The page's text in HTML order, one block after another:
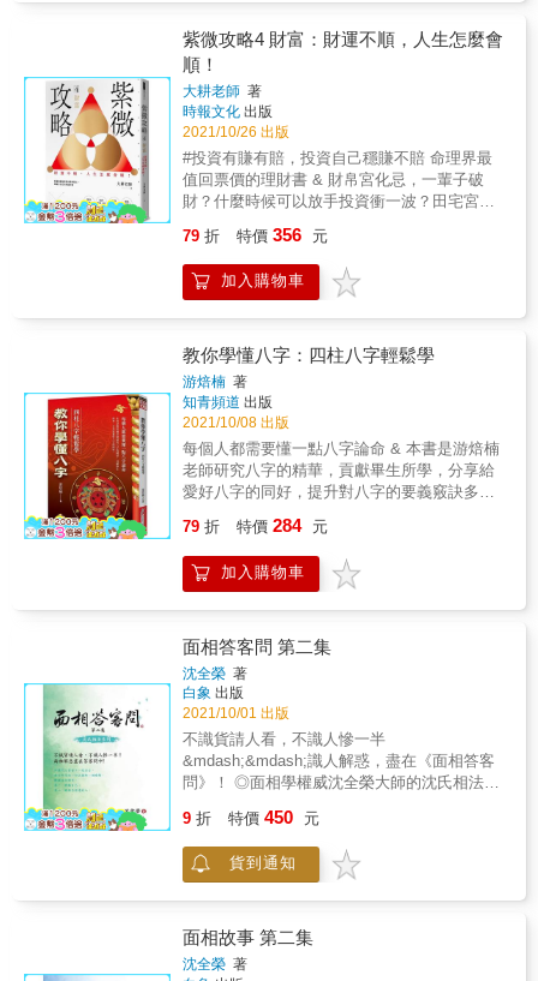
孩子的緣分不好，怎料他母親因為家人能協助
接送，仍選擇了這間小學，結果遇到一位沒耐
心、情緒常失控的班導，一天到晚向她說孩子
的不是。母親得到了教訓，在命理師的建議
下，讓孩子轉到一間較適合他的小學。 「我排
小朋友八字命盤，除非是朋友引介，否則都是
甫出生就已排看，所解讀的命盤必然會包括學
齡前的教育方式──因為人一出生，無論是性格
或價值觀，就受到八字命格影響。」 「透過對
個人的八字命盤的明瞭與理解，輔以查閱命格
運途條件中所具備的能力與才華，彼此相輔相
成，藉此方式規劃未來，才能提升生活品
質。」 &rarr;緃然命盤一樣，若能懂得掌握好
年、現任中華易經哲學會學術顧問和企業團體
顧問的羅嫻老師，是公認感性、正派且固守做
人本分的資深算命師！她參與過很多人的生
命，陪伴著他們成長，有的故事讓人鼻酸落
淚、有的過程令人為之動容。 一位命理師，會
在遭逢危急之際，提點逢凶化吉；在好運到來
臨之前，叮囑及時掌握。然而，真想要「命運
擇，盡可能避開身心不必要出現的傷害，除了
選擇相當關鍵，無奈現在有太多人對算命抱持
美麗的幻想、消極的宿命論、愛算又不信邪、
心太過執著，以及各種各樣的迷思
&hellip;&hellip; 羅嫻老師在《命理師在做啥》
中精選出一些精采生動並具教育意義的案例，
希望能透過這些真實發生的故事，幫助讀者具
備「知命、立命、瞭命」的正確觀念，如此才
能發運揮命理的真正功能，以達指點迷津、瞭
解自我，並幫助人們去創造更豐足且有意義的
生命。 算命要用得對， 才能讓人生值回票價！
石與四元素的關係，能量運用更方便 ‧新增12月
份誕生石訊息，輕鬆掌握個人守護石 ‧新增與療
癒石連結的簡易方式，隨時隨地療癒自己 & 療
癒石的存在，是大地之母容納各種光之後，在
體內孕育的古老族群；它們擁有遠古以來的智
慧，是時光的見證者，也是全然愛著大地的守
護者。 & 專業薩滿水晶能量療癒諮詢師－－思
逸 Seer，以水晶療癒幫助他人面對難關多年，
確信水晶與礦石具有強大的能量。有別於時下
總是以色彩來區分水晶的「功效」，他認為水
決定了能量展現的特性。 & 本書從晶體結構
&times; 色彩光能 &times; 化學元素著手，深
入分析112種療癒石能量特性，並歸納出不同療
合自己的人生能量調音師。 ．認識七大晶系的
能量特性 ．隱晶質與非晶質礦物的能量特性介
紹 ．認識金屬的療癒力量 ．特殊靈療水晶的介
紹與應用 ．誕生月療癒石 ．如何使用水晶進行
療癒冥想
紫微攻略4 財富：財運不順，人生怎麼會
順！
大耕老師 著
時報文化 出版
2021/10/26 出版
#投資有賺有賠，投資自己穩賺不賠 命理界最
值回票價的理財書 & 財帛宮化忌，一輩子破
財？什麼時候可以放手投資衝一波？田宅宮有
在一起有大財？&hellip;&hellip;自古以來財富運
勢的說法繁多，到底什麼才是對的？ & 與其道
聽塗說，不如深度了解命盤狀態 看懂隱藏在紫
走揚！ & 紫微斗數中，財帛宮代表駕馭金錢的
態度和能力，但除了財帛宮，還有三個宮位會
同步影響財務狀況：跟財源和運氣有關的福德
宮、錢有沒有真正賺進口袋的田宅宮、賺錢不
只天時地利，還需要「人合」的僕役宮，大耕
老師將教你同參這四宮裡的星曜組合，找出自
己最容易成功的賺錢與存產模式，更進階運用
疊宮、飛化、暗合技巧，找出影響財運的原
因，避開財務上的風險，讓你的努力有所收
從命盤看適合又能賺到錢的職業 ‧看四化和四煞
對財運的影響是好是壞 ‧創業的必要條件 ‧關鍵
宮位沒有祿？用福德宮的意志力自己化祿 ‧讓時
祿出去的位置很重要 ‧買房是財富保險還是人生
風險？ ‧從二十多歲到六十多歲，不同年紀的資
產累積計畫 ‧防神棍詐騙的心理素質 ‧已知用
火！催化財運的東方魔法 & 本書特色 & ★作者
數十年從商經驗的親身印證 身為「武曲化忌
人」的大耕老師，一生都會覺得缺錢而很想賺
錢，他過去曾面臨三次負債，金額從數千萬到
自己的事業版圖。除了擁有堅強的商業實力之
外，他更藉助紫微斗數的力量，看見自身命盤
上呈現的關鍵問題，並進一步找到解決的指
FQ（Financial Quotient），也就是「財務智
商、理財知識」，其實在紫微斗數中，命盤也
79 折 特價 356 元
加入購物車
教你學懂八字：四柱八字輕鬆學
游焙楠 著
知青頻道 出版
2021/10/08 出版
每個人都需要懂一點八字論命 & 本書是游焙楠
老師研究八字的精華，貢獻畢生所學，分享給
愛好八字的同好，提升對八字的要義竅訣多一
術、子平八字、擇日、陽宅風水布局、姓名
學，由於年事漸增，祈望能寫一本書，從基礎
概論到精論至如何一個四柱八字能推算到準，
論，每一例四柱八字結尾均加上一則「大衍之
數」以測吉凶。 & 本書的內容重點在於十天
干、十二月令的用神取用及忌神的提示，可以
說是對初學以及進階的學員是相當有助益的，
諸如甲丁庚、乙丙癸、丙辛壬、戊己甲丙癸、
壬癸戊辛丙，天干的交互調候作用都有詳盡的
提示，格局貴賤的分判。
79 折 特價 284 元
加入購物車
面相答客問 第二集
沈全榮 著
白象 出版
2021/10/01 出版
不識貨請人看，不識人慘一半
&mdash;&mdash;識人解惑，盡在《面相答客
問》！ ◎面相學權威沈全榮大師的沈氏相法系
如其面，但透過面相學，一切昭然若揭，無所
遁形。 ◎知己知彼，百戰不殆，面相學將成為
當代「認識自己、見相識人」的一門顯學。 面
可與共患難，不可與共樂。」所以復國後便變
姓易名轉而經商，不但躲過兔死狗烹的命運，
也成為一代巨富。 所羅門王也曾留下一段名
9 折 特價 450 元
貨到通知
面相故事 第二集
沈全榮 著